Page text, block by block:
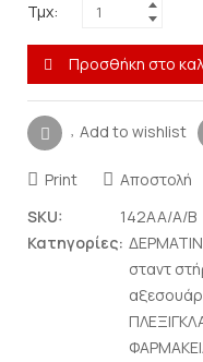
Τμχ:
Προσθήκη στο
Add to wishlist
Print
Αποστολή
SKU:
142AA/A/B
Κατηγορίες:
σταντ
αξεσουάρ